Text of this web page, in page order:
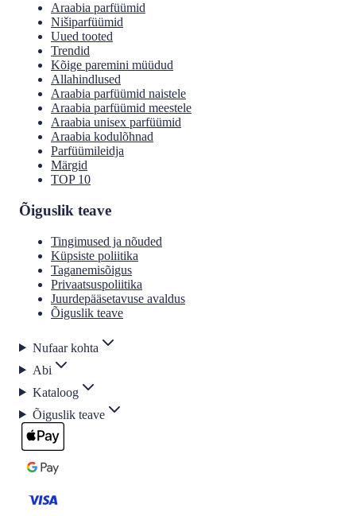
Araabia parfüümid
Nišiparfüümid
Uued tooted
Trendid
Kõige paremini müüdud
Allahindlused
Araabia parfüümid naistele
Araabia parfüümid meestele
Araabia unisex parfüümid
Araabia kodulõhnad
Parfüümileidja
Märgid
TOP 10
Õiguslik teave
Tingimused ja nõuded
Küpsiste poliitika
Taganemisõigus
Privaatsuspoliitika
Juurdepääsetavuse avaldus
Õiguslik teave
Nufaar kohta
Abi
Kataloog
Õiguslik teave